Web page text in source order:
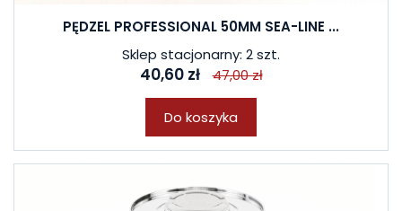
PĘDZEL PROFESSIONAL 50MM SEA-LINE ...
Sklep stacjonarny: 2 szt.
40,60 zł 47,00 zł
Do koszyka